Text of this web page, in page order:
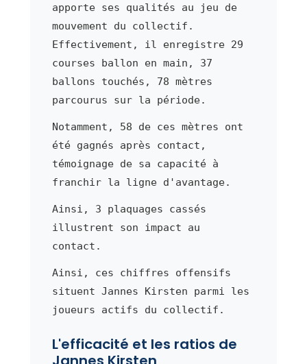
apporte ses qualités au jeu de
mouvement du collectif.
Effectivement, il enregistre 29
courses ballon en main, 37
ballons touchés, 78 mètres
parcourus sur la période.
Notamment, 58 de ces mètres ont
été gagnés après contact,
témoignage de sa capacité à
franchir la ligne d'avantage.
Ainsi, 3 plaquages cassés
illustrent son impact au
contact.
Ainsi, ces chiffres offensifs
situent Jannes Kirsten parmi les
joueurs actifs du collectif.
L'efficacité et les ratios de